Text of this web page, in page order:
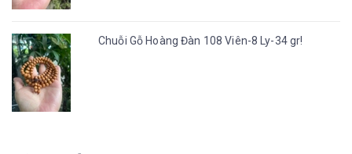
Chuỗi Gỗ Hoàng Đàn 108 Viên-8 Ly-34 gr!